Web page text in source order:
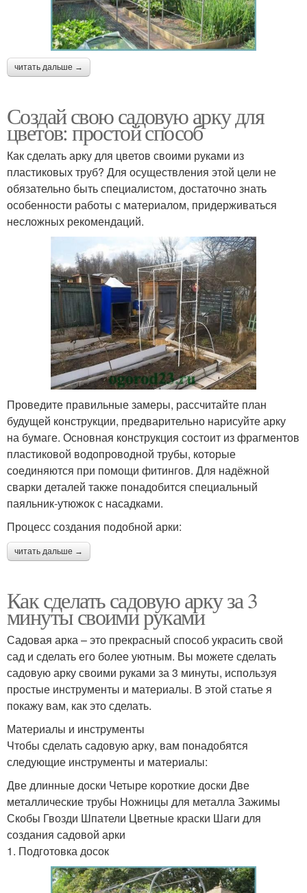
читать дальше →
Создай свою садовую арку для
цветов: простой способ
Как сделать арку для цветов своими руками из
пластиковых труб? Для осуществления этой цели не
обязательно быть специалистом, достаточно знать
особенности работы с материалом, придерживаться
несложных рекомендаций.
Проведите правильные замеры, рассчитайте план
будущей конструкции, предварительно нарисуйте арку
на бумаге. Основная конструкция состоит из фрагментов
пластиковой водопроводной трубы, которые
соединяются при помощи фитингов. Для надёжной
сварки деталей также понадобится специальный
паяльник-утюжок с насадками.
Процесс создания подобной арки:
читать дальше →
Как сделать садовую арку за 3
минуты своими руками
Садовая арка – это прекрасный способ украсить свой
сад и сделать его более уютным. Вы можете сделать
садовую арку своими руками за 3 минуты, используя
простые инструменты и материалы. В этой статье я
покажу вам, как это сделать.
Материалы и инструменты
Чтобы сделать садовую арку, вам понадобятся
следующие инструменты и материалы:
Две длинные доски Четыре короткие доски Две
металлические трубы Ножницы для металла Зажимы
Скобы Гвозди Шпатели Цветные краски Шаги для
создания садовой арки
1. Подготовка досок